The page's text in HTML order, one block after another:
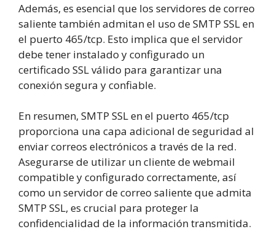
Además, es esencial que los servidores de correo
saliente también admitan el uso de SMTP SSL en
el puerto 465/tcp. Esto implica que el servidor
debe tener instalado y configurado un
certificado SSL válido para garantizar una
conexión segura y confiable.
En resumen, SMTP SSL en el puerto 465/tcp
proporciona una capa adicional de seguridad al
enviar correos electrónicos a través de la red.
Asegurarse de utilizar un cliente de webmail
compatible y configurado correctamente, así
como un servidor de correo saliente que admita
SMTP SSL, es crucial para proteger la
confidencialidad de la información transmitida.